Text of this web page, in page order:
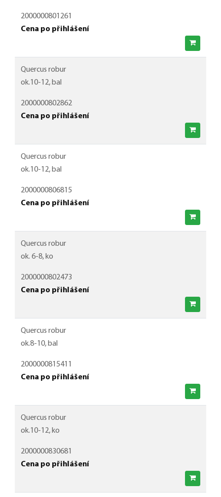
2000000801261
Cena po přihlášení
Quercus robur
ok.10-12, bal
2000000802862
Cena po přihlášení
Quercus robur
ok.10-12, bal
2000000806815
Cena po přihlášení
Quercus robur
ok. 6-8, ko
2000000802473
Cena po přihlášení
Quercus robur
ok.8-10, bal
2000000815411
Cena po přihlášení
Quercus robur
ok.10-12, ko
2000000830681
Cena po přihlášení